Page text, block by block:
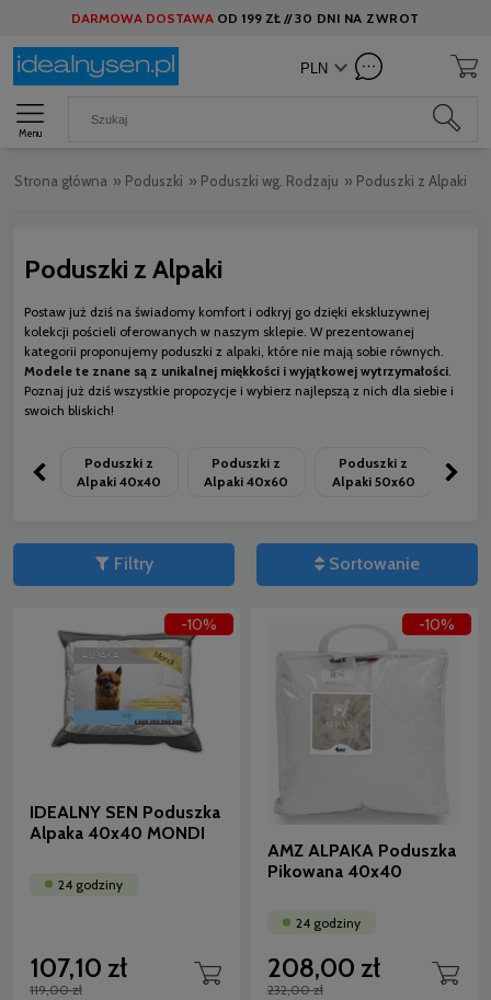
DARMOWA DOSTAWA OD 199 ZŁ //30 DNI NA ZWROT
Menu
Strona główna » Poduszki » Poduszki wg. Rodzaju » Poduszki z Alpaki
Poduszki z Alpaki
Postaw już dziś na świadomy komfort i odkryj go dzięki ekskluzywnej
kolekcji pościeli oferowanych w naszym sklepie. W prezentowanej
kategorii proponujemy poduszki z alpaki, które nie mają sobie równych.
Modele te znane są z unikalnej miękkości i wyjątkowej wytrzymałości.
Poznaj już dziś wszystkie propozycje i wybierz najlepszą z nich dla siebie i
swoich bliskich!
Poduszki z
Alpaki 40x40
Poduszki z
Alpaki 40x60
Poduszki z
Alpaki 50x60
Filtry Sortowanie
IDEALNY SEN Poduszka
Alpaka 40x40 MONDI
24 godziny
107,10 zł
119,00 zł
-10%
AMZ ALPAKA Poduszka
Pikowana 40x40
24 godziny
208,00 zł
232,00 zł
-10%